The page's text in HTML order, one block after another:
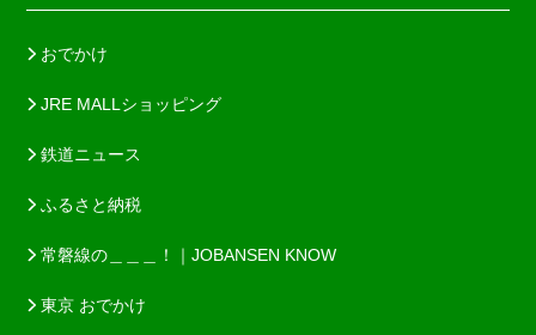
おでかけ
JRE MALLショッピング
鉄道ニュース
ふるさと納税
常磐線の＿＿＿！｜JOBANSEN KNOW
東京 おでかけ